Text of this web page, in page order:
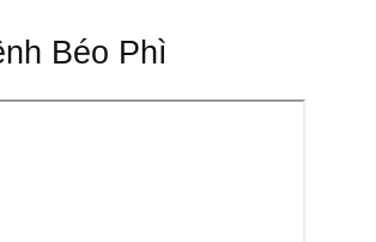
Béo Phì